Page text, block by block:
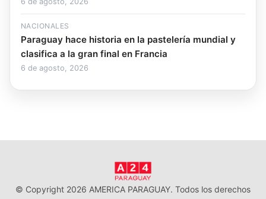
NACIONALES
Paraguay hace historia en la pastelería mundial y
clasifica a la gran final en Francia
6 de agosto, 2026
© Copyright 2026 AMERICA PARAGUAY. Todos los derechos